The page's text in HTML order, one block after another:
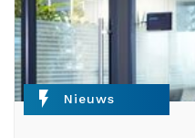
flash_on Nieuws